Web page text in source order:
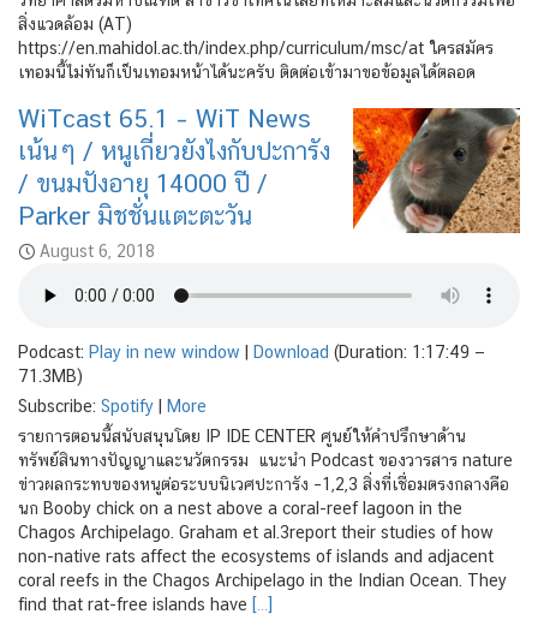
สิ่งแวดล้อม (AT)
https://en.mahidol.ac.th/index.php/curriculum/msc/at ใครสมัคร
เทอมนี้ไม่ทันก็เป็นเทอมหน้าได้นะครับ ติดต่อเข้ามาขอข้อมูลได้ตลอด
WiTcast 65.1 – WiT News
เน้นๆ / หนูเกี่ยวยังไงกับปะการัง
/ ขนมปังอายุ 14000 ปี /
Parker มิชชั่นแตะตะวัน
August 6, 2018
Podcast: Play in new window | Download (Duration: 1:17:49 —
71.3MB)
Subscribe: Spotify | More
รายการตอนนี้สนับสนุนโดย IP IDE CENTER ศูนย์ให้คำปรึกษาด้าน
ทรัพย์สินทางปัญญาและนวัตกรรม แนะนำ Podcast ของวารสาร nature
ข่าวผลกระทบของหนูต่อระบบนิเวศปะการัง –1,2,3 สิ่งที่เชื่อมตรงกลางคือ
นก Booby chick on a nest above a coral-reef lagoon in the
Chagos Archipelago. Graham et al.3report their studies of how
non-native rats affect the ecosystems of islands and adjacent
coral reefs in the Chagos Archipelago in the Indian Ocean. They
find that rat-free islands have […]